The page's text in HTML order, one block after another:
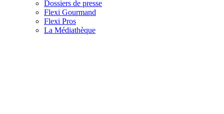
Dossiers de presse
Flexi Gourmand
Flexi Pros
La Médiathèque